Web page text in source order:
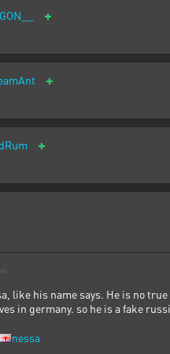
+
+
+
like his name says. He is no
in germany. so he is a fake
nessa